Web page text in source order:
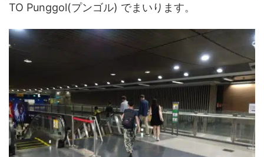
TO Punggol(プンゴル) でまいります。